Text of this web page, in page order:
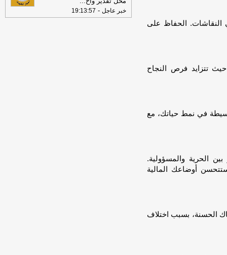
النقاشات. الحفاظ على
حيث تتزايد فرص النجاح
في نمط حياتك، مع
الحرية والمسؤولية.
أوضاعك المالية
الحسنة، بسبب اختلاف
خبر عاجل -
19:13:57